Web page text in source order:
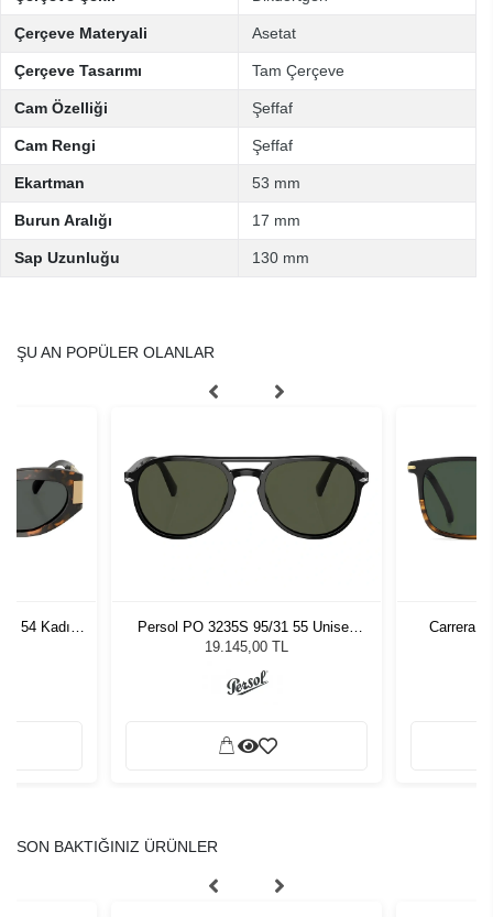
Çerçeve Materyali Asetat
Çerçeve Tasarımı Tam Çerçeve
Cam Özelliği Şeffaf
Cam Rengi Şeffaf
Ekartman 53 mm
Burun Aralığı 17 mm
Sap Uzunluğu 130 mm
ŞU AN POPÜLER OLANLAR
54 Kadın
Persol PO 3235S 95/31 55 Unisex
Güneş Gözlüğü
19.145,00 TL
Carrera
SON BAKTIĞINIZ ÜRÜNLER